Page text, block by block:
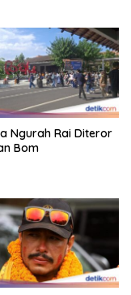
Ngurah Rai Diteror
Bom